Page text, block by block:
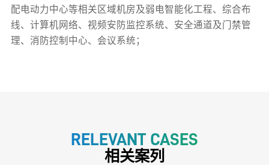
配电动力中心等相关区域机房及弱电智能化工程、综合布
线、计算机网络、视频安防监控系统、安全通道及门禁管
理、消防控制中心、会议系统；
RELEVANT CASES
相关案列